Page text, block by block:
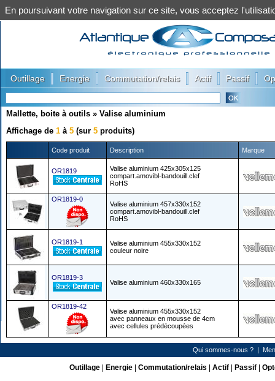
Outillage Energie Commutation/relais Actif Passif
Mallette, boite à outils » Valise aluminium
Affichage de 1 à 5 (sur 5 produits)
Code produit Description Marque
OR1819
Valise aluminium 425x305x125
compart.amovibl-bandouill.clef
RoHS
OR1819-0
Valise aluminium 457x330x152
compart.amovibl-bandouill.clef
RoHS
OR1819-1
Valise aluminium 455x330x152
couleur noire
OR1819-3
Valise aluminium 460x330x165
OR1819-42
Valise aluminium 455x330x152
avec panneaux en mousse de 4cm
avec cellules prédécoupées
Qui sommes-nous ? |
Outillage| Energie| Commutation/relais Actif| Passif|
En poursuivant votre navigation sur ce site, vous acceptez